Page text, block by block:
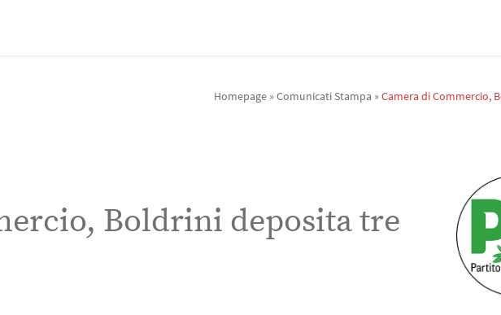
Homepage »Comunicati Stampa »Camera di Commercio,
Boldrini deposita tre